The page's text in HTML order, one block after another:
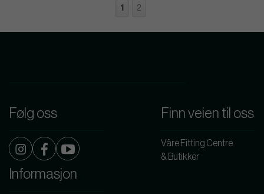
1 2
Følg oss Finn veien til oss
Våre Fitting Centre
& Butikker
Informasjon